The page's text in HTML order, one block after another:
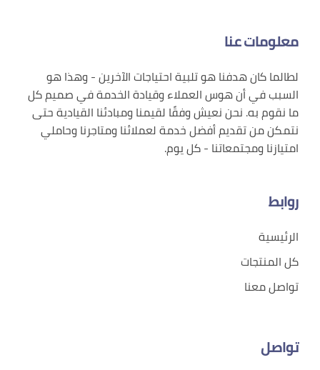
معلومات عنا
لطالما كان هدفنا هو تلبية احتياجات الآخرين - وهذا هو
السبب في أن هوس العملاء وقيادة الخدمة في صميم كل
ما نقوم به. نحن نعيش وفقًا لقيمنا ومبادئنا القيادية حتى
نتمكن من تقديم أفضل خدمة لعملائنا ومتاجرنا وحاملي
امتيازنا ومجتمعاتنا - كل يوم.
روابط
الرئيسية
كل المنتجات
تواصل معنا
تواصل